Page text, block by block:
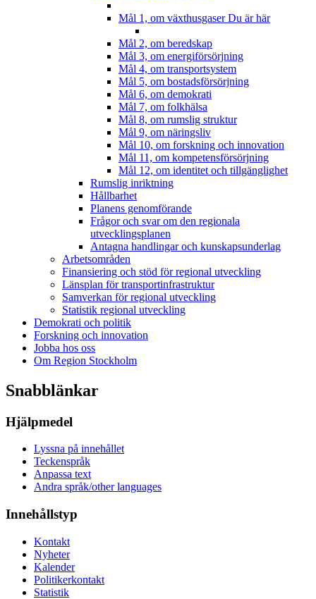
Mål 1, om växthusgaser Du är här
Mål 2, om beredskap
Mål 3, om energiförsörjning
Mål 4, om transportsystem
Mål 5, om bostadsförsörjning
Mål 6, om demokrati
Mål 7, om folkhälsa
Mål 8, om rumslig struktur
Mål 9, om näringsliv
Mål 10, om forskning och innovation
Mål 11, om kompetensförsörjning
Mål 12, om identitet och tillgänglighet
Rumslig inriktning
Hållbarhet
Planens genomförande
Frågor och svar om den regionala
utvecklingsplanen
Antagna handlingar och kunskapsunderlag
Arbetsområden
Finansiering och stöd för regional utveckling
Länsplan för transportinfrastruktur
Samverkan för regional utveckling
Statistik regional utveckling
Demokrati och politik
Forskning och innovation
Jobba hos oss
Om Region Stockholm
Snabblänkar
Hjälpmedel
Lyssna på innehållet
Teckenspråk
Anpassa text
Andra språk/other languages
Innehållstyp
Kontakt
Nyheter
Kalender
Politikerkontakt
Statistik